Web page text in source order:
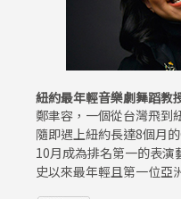
紐約最年輕音樂劇舞蹈教
鄭聿容，一個從台灣飛到
隨即遇上紐約長達8個月
10月成為排名第一的表
史以來最年輕且第一位亞